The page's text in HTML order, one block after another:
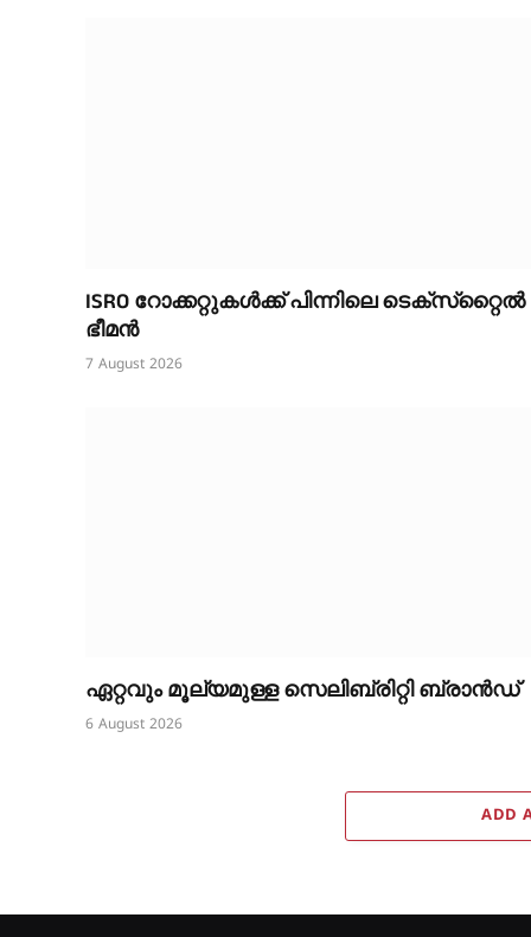
ISRO റോക്കറ്റുകൾക്ക് പിന്നിലെ ടെക്‌സ്‌റ്റൈൽ
ഭീമൻ
7 August 2026
ഏറ്റവും മൂല്യമുള്ള സെലിബ്രിറ്റി ബ്രാൻഡ്
6 August 2026
ADD